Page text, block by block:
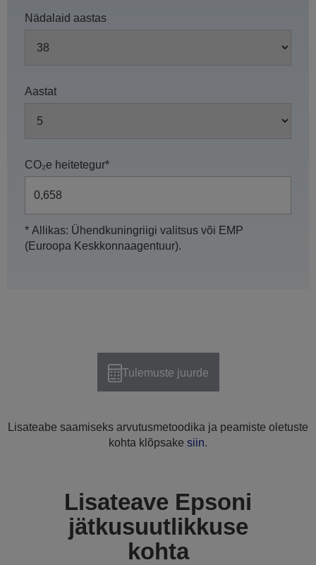
Nädalaid aastas
Aastat
CO₂e heitetegur*
* Allikas: Ühendkuningriigi valitsus või EMP
(Euroopa Keskkonnaagentuur).
Tulemuste juurde
Lisateabe saamiseks arvutusmetoodika ja peamiste oletuste
kohta klõpsake siin.
Lisateave Epsoni
jätkusuutlikkuse
kohta